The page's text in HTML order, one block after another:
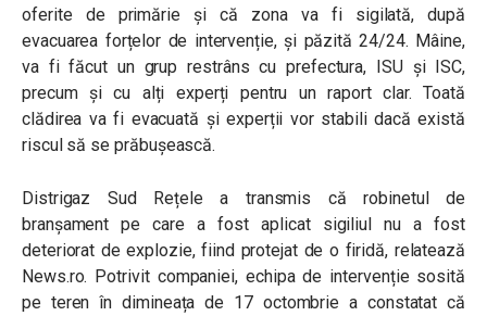
oferite de primărie și că zona va fi sigilată, după
evacuarea forțelor de intervenție, și păzită 24/24. Mâine,
va fi făcut un grup restrâns cu prefectura, ISU și ISC,
precum și cu alți experți pentru un raport clar. Toată
clădirea va fi evacuată și experții vor stabili dacă există
riscul să se prăbușească.
Distrigaz Sud Rețele a transmis că robinetul de
branșament pe care a fost aplicat sigiliul nu a fost
deteriorat de explozie, fiind protejat de o firidă, relatează
News.ro. Potrivit companiei, echipa de intervenție sosită
pe teren în dimineața de 17 octombrie a constatat că